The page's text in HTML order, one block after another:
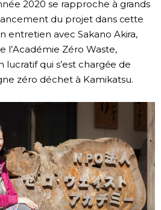
2020 se rapproche à grands
du projet dans cette
entretien avec Sakano Akira,
l’Académie Zéro Waste,
lucratif qui s’est chargée de
zéro déchet à Kamikatsu.